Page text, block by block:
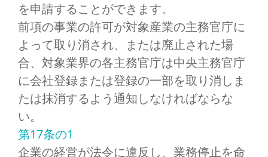
を申請することができます。
前項の事業の許可が対象産業の主務官庁に
よって取り消され、または廃止された場
合、対象業界の各主務官庁は中央主務官庁
に会社登録または登録の一部を取り消しま
たは抹消するよう通知しなければならな
い。
第17条の1
企業の経営が法令に違反し、業務停止を命